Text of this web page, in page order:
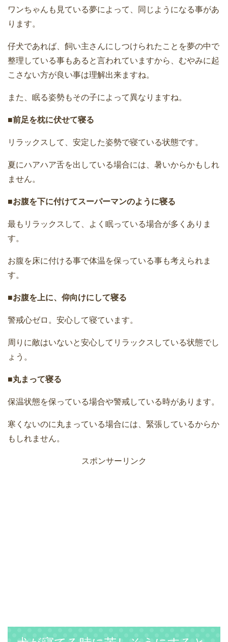
ワンちゃんも見ている夢によって、同じようになる事があ
ります。
仔犬であれば、飼い主さんにしつけられたことを夢の中で
整理している事もあると言われていますから、むやみに起
こさない方が良い事は理解出来ますね。
また、眠る姿勢もその子によって異なりますね。
■前足を枕に伏せて寝る
リラックスして、安定した姿勢で寝ている状態です。
夏にハアハア舌を出している場合には、暑いからかもしれ
ません。
■お腹を下に付けてスーパーマンのように寝る
最もリラックスして、よく眠っている場合が多くありま
す。
お腹を床に付ける事で体温を保っている事も考えられま
す。
■お腹を上に、仰向けにして寝る
警戒心ゼロ。安心して寝ています。
周りに敵はいないと安心してリラックスしている状態でし
ょう。
■丸まって寝る
保温状態を保っている場合や警戒している時があります。
寒くないのに丸まっている場合には、緊張しているからか
もしれません。
スポンサーリンク